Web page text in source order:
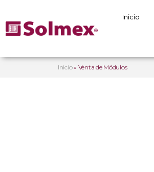
Inicio
Inicio» Venta de Módulos